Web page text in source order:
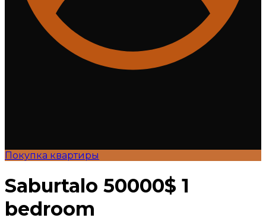
Покупка квартиры
Saburtalo 50000$ 1
bedroom